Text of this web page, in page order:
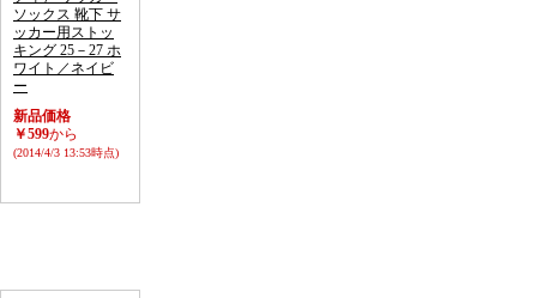
ソックス 靴下 サ
ッカー用ストッ
キング 25－27 ホ
ワイト／ネイビ
ー
新品価格
￥599から
(2014/4/3 13:53時点)